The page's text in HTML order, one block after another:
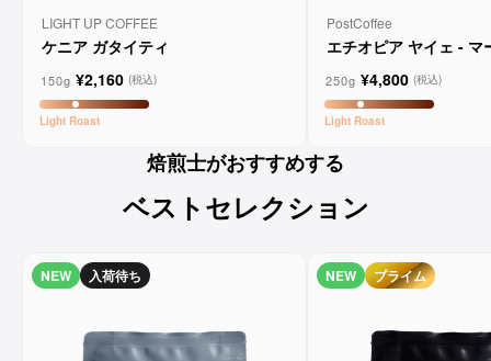
LIGHT UP COFFEE
ケニア ガタイティ
150g ¥2,160 (税込)
Light Roast
PostCoffee
エチオピア ヤイェ - マ
250g ¥4,800 (税込)
Light Roast
焙煎士がおすすめする
ベストセレクション
NEW 入荷待ち NEW プライム